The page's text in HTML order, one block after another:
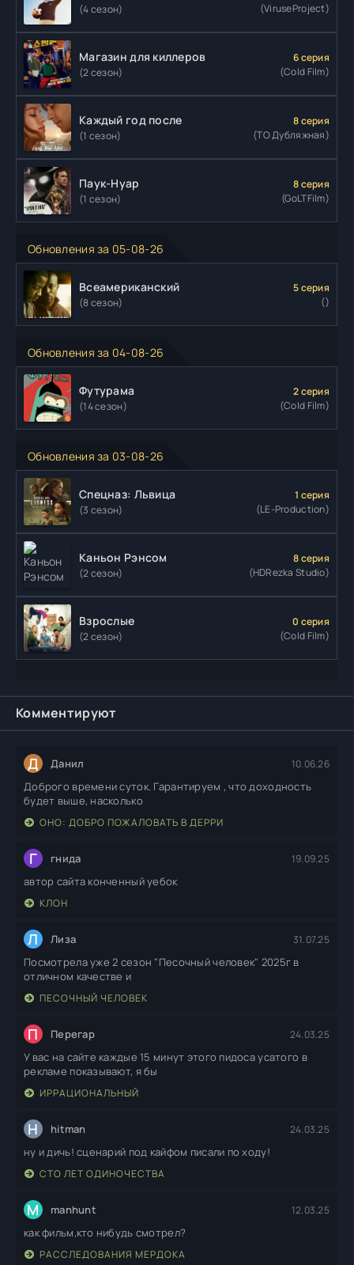
(4 сезон)
(ViruseProject)
Магазин для киллеров
(2 сезон)
6 серия
(Cold Film)
Каждый год после
(1 сезон)
8 серия
(ТО Дубляжная)
Паук-Нуар
(1 сезон)
8 серия
(GoLTFilm)
Обновления за 05-08-26
Всеамериканский
(8 сезон)
5 серия
()
Обновления за 04-08-26
Футурама
(14 сезон)
2 серия
(Cold Film)
Обновления за 03-08-26
Спецназ: Львица
(3 сезон)
1 серия
(LE-Production)
Каньон Рэнсом
(2 сезон)
8 серия
(HDRezka Studio)
Взрослые
(2 сезон)
0 серия
(Cold Film)
Комментируют
Д Данил 10.06.26
Доброго времени суток. Гарантируем , что доходность
будет выше, насколько
ОНО: ДОБРО ПОЖАЛОВАТЬ В ДЕРРИ
Г гнида 19.09.25
автор сайта конченный уебок
КЛОН
Л Лиза 31.07.25
Посмотрела уже 2 сезон "Песочный человек" 2025г в
отличном качестве и
ПЕСОЧНЫЙ ЧЕЛОВЕК
П Перегар 24.03.25
У вас на сайте каждые 15 минут этого пидоса усатого в
рекламе показывают, я бы
ИРРАЦИОНАЛЬНЫЙ
H hitman 24.03.25
ну и дичь! сценарий под кайфом писали по ходу!
СТО ЛЕТ ОДИНОЧЕСТВА
M manhunt 12.03.25
как фильм,кто нибудь смотрел?
РАССЛЕДОВАНИЯ МЕРДОКА